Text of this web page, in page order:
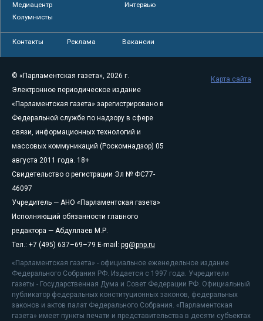
Медиацентр
Интервью
Колумнисты
Контакты Реклама Вакансии
© «Парламентская газета», 2026 г.
Электронное периодическое издание
«Парламентская газета» зарегистрировано в
Федеральной службе по надзору в сфере
связи, информационных технологий и
массовых коммуникаций (Роскомнадзор) 05
августа 2011 года. 18+
Свидетельство о регистрации Эл № ФС77-
46097
Учредитель — АНО «Парламентская газета»
Исполняющий обязанности главного
редактора — Абдуллаев М.Р.
Тел.: +7 (495) 637–69–79 E-mail: pg@pnp.ru
«Парламентская газета» - официальное еженедельное издание
Федерального Собрания РФ. Издается с 1997 года. Учредители
газеты - Государственная Дума и Совет Федерации РФ. Официальный
публикатор федеральных конституционных законов, федеральных
законов и актов палат Федерального Собрания. «Парламентская
газета» имеет пункты печати и представительства в десяти субъектах
Карта сайта